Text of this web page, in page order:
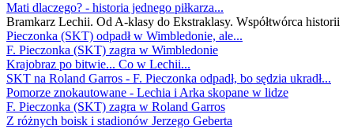
Mati dlaczego? - historia jednego piłkarza...
Bramkarz Lechii. Od A-klasy do Ekstraklasy. Współtwórca historii
Pieczonka (SKT) odpadł w Wimbledonie, ale...
F. Pieczonka (SKT) zagra w Wimbledonie
Krajobraz po bitwie... Co w Lechii...
SKT na Roland Garros - F. Pieczonka odpadł, bo sędzia ukradł...
Pomorze znokautowane - Lechia i Arka skopane w lidze
F. Pieczonka (SKT) zagra w Roland Garros
Z różnych boisk i stadionów Jerzego Geberta